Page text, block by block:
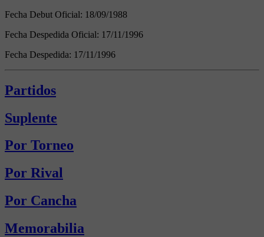
Fecha Debut Oficial: 18/09/1988
Fecha Despedida Oficial: 17/11/1996
Fecha Despedida: 17/11/1996
Partidos
Suplente
Por Torneo
Por Rival
Por Cancha
Memorabilia